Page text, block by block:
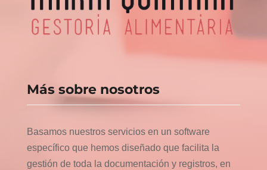
Más sobre nosotros
Basamos nuestros servicios en un software
específico que hemos diseñado que facilita la
gestión de toda la documentación y registros, en